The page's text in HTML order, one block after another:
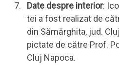
Date despre interior:
tei a fost realizat de
din Sămărghita, jud.
pictate de către Prof.
Cluj Napoca.